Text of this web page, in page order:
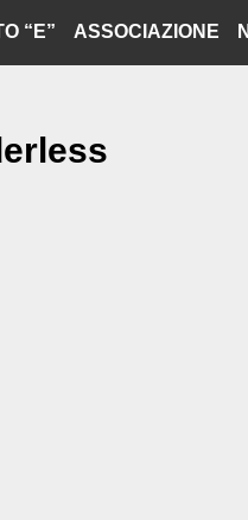
“E” ASSOCIAZIONE